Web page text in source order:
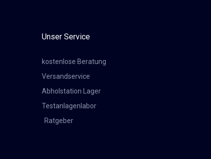
Unser Service
kostenlose Beratung
Versandservice
Abholstation Lager
Testanlagenlabor
Ratgeber